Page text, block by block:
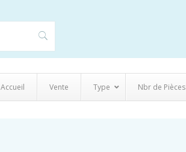
Accueil Vente Type Nbr de Pièces